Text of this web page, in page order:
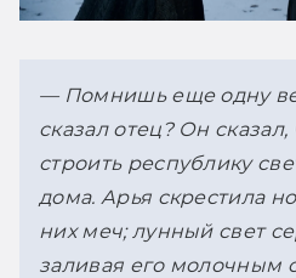
— Помнишь еще одну
сказал отец? Он
строить республику
дома. Арья скрестила
них меч; лунный свет
заливая его молочным